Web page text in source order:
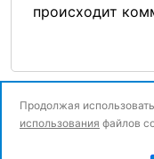
происходит
Продолжая
использования файлов